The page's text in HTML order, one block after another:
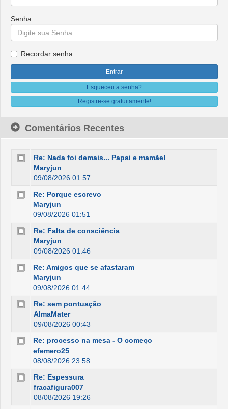
Senha:
Recordar senha
Esqueceu a senha?
Registre-se gratuitamente!
Comentários Recentes
Re: Nada foi demais... Papai e mamãe!
Maryjun
09/08/2026 01:57
Re: Porque escrevo
Maryjun
09/08/2026 01:51
Re: Falta de consciência
Maryjun
09/08/2026 01:46
Re: Amigos que se afastaram
Maryjun
09/08/2026 01:44
Re: sem pontuação
AlmaMater
09/08/2026 00:43
Re: processo na mesa - O começo
efemero25
08/08/2026 23:58
Re: Espessura
fracafigura007
08/08/2026 19:26